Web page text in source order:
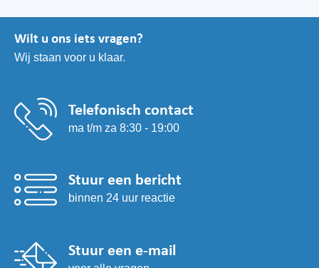
Wilt u ons iets vragen?
Wij staan voor u klaar.
Telefonisch contact
ma t/m za 8:30 - 19:00
Stuur een bericht
binnen 24 uur reactie
Stuur een e-mail